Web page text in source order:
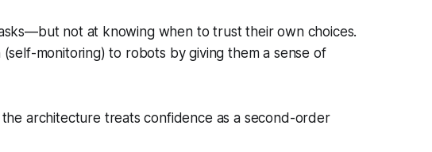
not at knowing when to trust their own choices.
monitoring) to robots by giving them a sense of
architecture treats confidence as a second-order